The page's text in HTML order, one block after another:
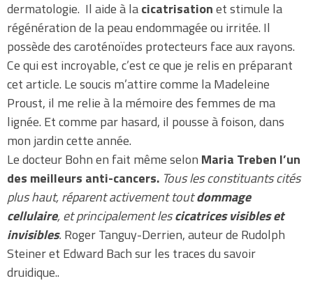
dermatologie. Il aide à lacicatrisationet stimule la
régénération de la peau endommagée ou irritée. Il
possède des caroténoïdes protecteurs face aux rayons.
Ce qui est incroyable, c’est ce que je relis en préparant
cet article. Le soucis m’attire comme la Madeleine
Proust, il me relie à la mémoire des femmes de ma
lignée. Et comme par hasard, il pousse à foison, dans
mon jardin cette année.
Le docteur Bohn en fait même selon Maria Treben l’un
des meilleurs anti-cancers. Tous les constituants cités
plus haut, réparent activement toutdommage
cellulaire, et principalement lescicatrices visibles et
invisibles. Roger Tanguy-Derrien, auteur de Rudolph
Steiner et Edward Bach sur les traces du savoir
druidique..